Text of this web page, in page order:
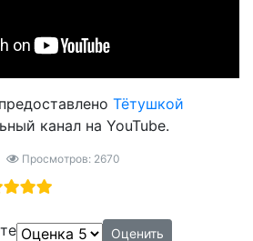
Тётушкой
канал на YouTube.
Просмотров: 2670